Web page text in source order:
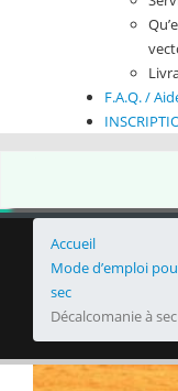
F.A.Q. /
Accueil
Mode d’emploi
sec
Décalcomanie à